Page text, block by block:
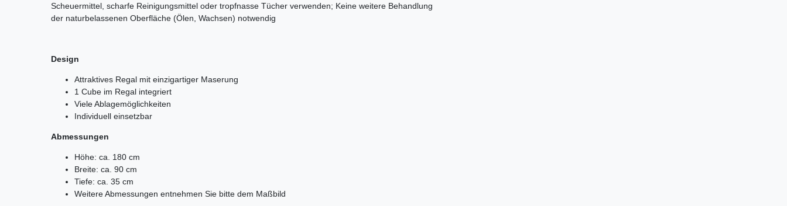
Scheuermittel, scharfe Reinigungsmittel oder tropfnasse Tücher verwenden; Keine weitere Behandlung
der naturbelassenen Oberfläche (Ölen, Wachsen) notwendig
Design
Attraktives Regal mit einzigartiger Maserung
1 Cube im Regal integriert
Viele Ablagemöglichkeiten
Individuell einsetzbar
Abmessungen
Höhe: ca. 180 cm
Breite: ca. 90 cm
Tiefe: ca. 35 cm
Weitere Abmessungen entnehmen Sie bitte dem Maßbild